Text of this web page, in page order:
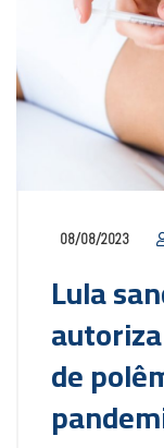
08/08/2023
Lula
de